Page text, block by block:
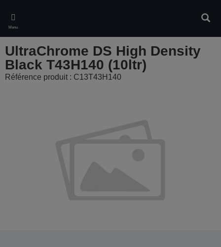
main
content
Menu
UltraChrome DS High Density
Black T43H140 (10ltr)
Référence produit : C13T43H140